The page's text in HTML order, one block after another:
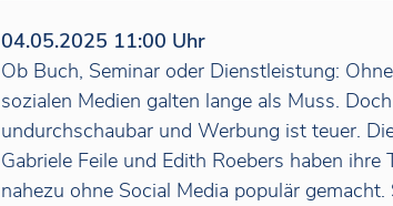
04.05.2025 11:00 Uhr
Ob Buch, Seminar oder Dienstleistung:
sozialen Medien galten lange als Muss.
undurchschaubar und Werbung ist teuer.
Gabriele Feile und Edith Roebers haben
nahezu ohne Social Media populär